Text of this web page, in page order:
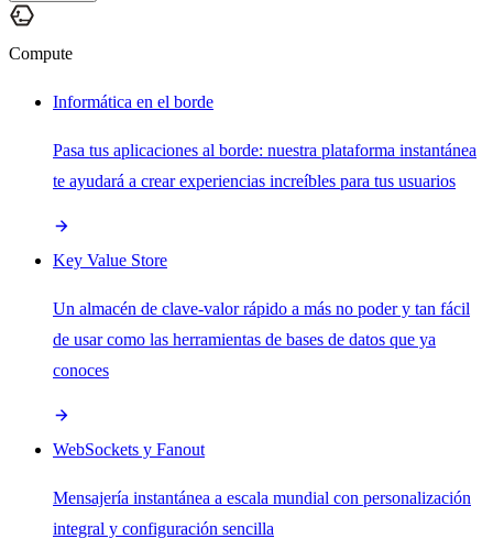
Compute
Informática en el borde
Pasa tus aplicaciones al borde: nuestra plataforma instantánea
te ayudará a crear experiencias increíbles para tus usuarios
Key Value Store
Un almacén de clave-valor rápido a más no poder y tan fácil
de usar como las herramientas de bases de datos que ya
conoces
WebSockets y Fanout
Mensajería instantánea a escala mundial con personalización
integral y configuración sencilla